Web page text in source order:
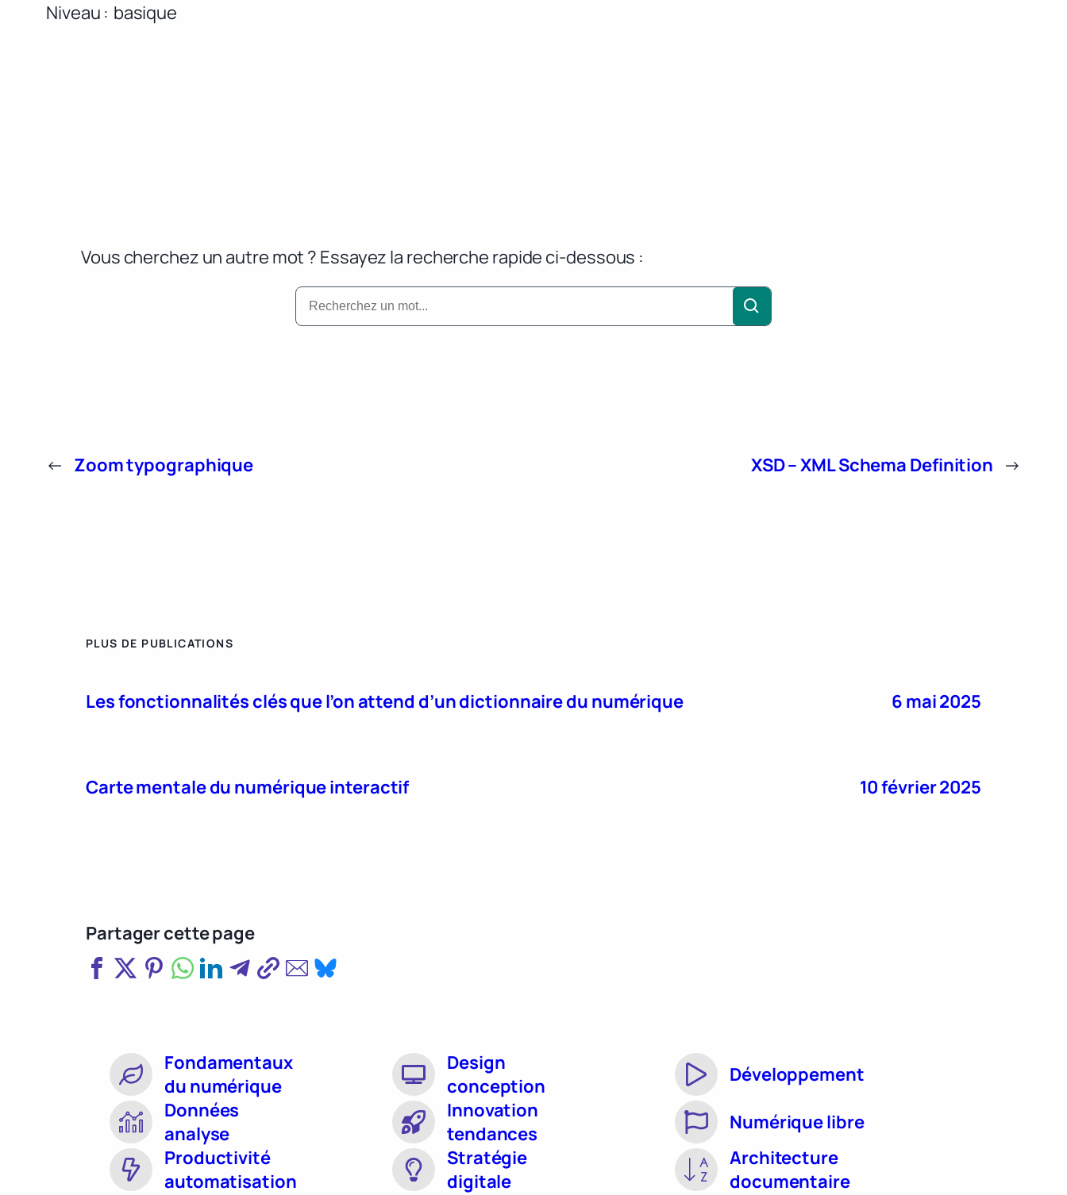
Niveau basique
Vous cherchez un autre mot ? Essayez la recherche rapide ci-dessous :
← Zoom typographique XSD – XML Schema Definition →
PLUS DE PUBLICATIONS
Les fonctionnalités clés que l’on attend d’un dictionnaire du numérique 6 mai 2025
Carte mentale du numérique interactif 10 février 2025
Partager cette page
Fondamentaux
du numérique
Design
conception
Développement
Données
analyse
Innovation
tendances
Numérique libre
Productivité
automatisation
Stratégie
digitale
Architecture
documentaire